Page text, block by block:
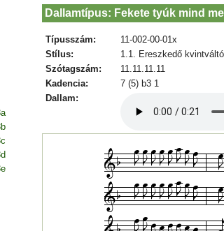
Dallamtípus: Fekete tyúk mind
Típusszám:
11-002-00-01x
Stílus:
1.1. Ereszkedő
Szótagszám:
11.11.11.11
Kadencia:
7 (5) b3 1
Dallam: